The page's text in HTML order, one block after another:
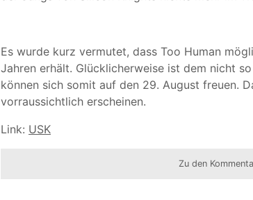
Es wurde kurz vermutet, dass Too Human
Jahren erhält. Glücklicherweise ist dem nicht
können sich somit auf den 29. August freuen.
vorraussichtlich erscheinen.
Link: USK
Zu den